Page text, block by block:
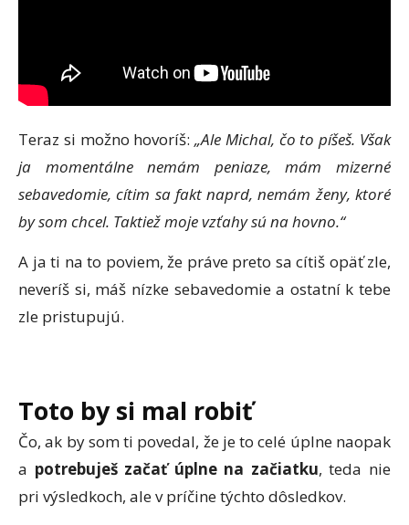
Teraz si možno hovoríš: „Ale Michal, čo to píšeš. Však
ja momentálne nemám peniaze, mám mizerné
sebavedomie, cítim sa fakt naprd, nemám ženy, ktoré
by som chcel. Taktiež moje vzťahy sú na hovno.“
A ja ti na to poviem, že práve preto sa cítiš opäť zle,
neveríš si, máš nízke sebavedomie a ostatní k tebe
zle pristupujú.
Toto by si mal robiť
Čo, ak by som ti povedal, že je to celé úplne naopak
a potrebuješ začať úplne na začiatku, teda nie
pri výsledkoch, ale v príčine týchto dôsledkov.